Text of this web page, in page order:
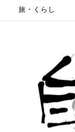
旅・くらし